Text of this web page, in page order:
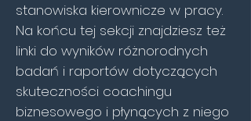
stanowiska kierownicze w pracy.
Na końcu tej sekcji znajdziesz też
linki do wyników różnorodnych
badań i raportów dotyczących
skuteczności coachingu
biznesowego i płynących z niego